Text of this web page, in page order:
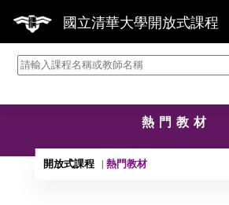
國立清華大學開放式課程
熱門教材
開放式課程 熱門教材